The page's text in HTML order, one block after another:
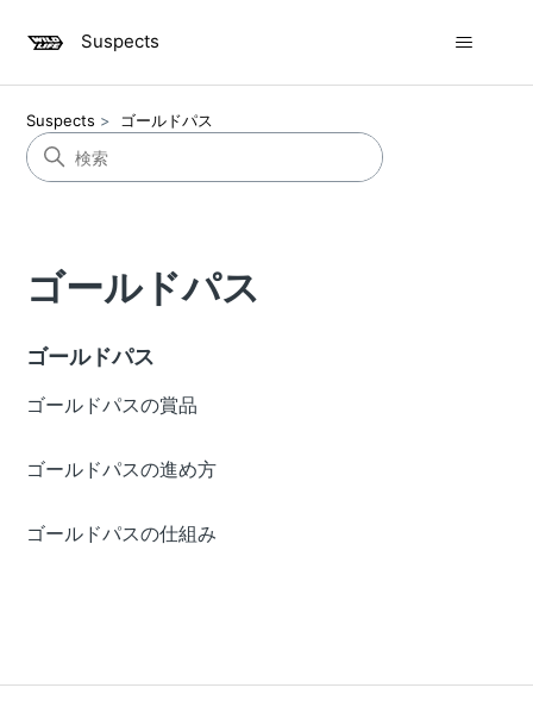
Suspects
Suspects ゴールドパス
ゴールドパス
ゴールドパス
ゴールドパスの賞品
ゴールドパスの進め方
ゴールドパスの仕組み